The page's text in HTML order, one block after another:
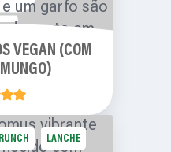
VEGAN (COM
LANCHE